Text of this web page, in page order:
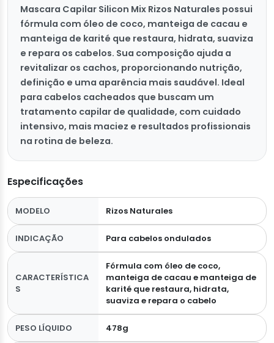
Mascara Capilar Silicon Mix Rizos Naturales possui
fórmula com óleo de coco, manteiga de cacau e
manteiga de karité que restaura, hidrata, suaviza
e repara os cabelos. Sua composição ajuda a
revitalizar os cachos, proporcionando nutrição,
definição e uma aparência mais saudável. Ideal
para cabelos cacheados que buscam um
tratamento capilar de qualidade, com cuidado
intensivo, mais maciez e resultados profissionais
na rotina de beleza.
Especificações
MODELO Rizos Naturales
INDICAÇÃO Para cabelos ondulados
CARACTERÍSTICA
S
Fórmula com óleo de coco,
manteiga de cacau e manteiga de
karité que restaura, hidrata,
suaviza e repara o cabelo
PESO LÍQUIDO 478g